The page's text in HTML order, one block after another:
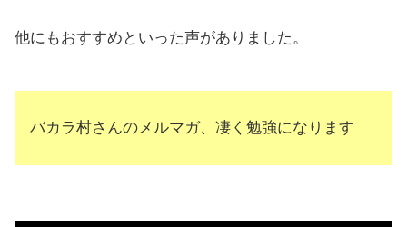
他にもおすすめといった声がありました。
バカラ村さんのメルマガ、凄く勉強になります